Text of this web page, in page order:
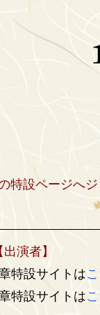
設ページへジ
出演者】
特設サイトは
特設サイトは